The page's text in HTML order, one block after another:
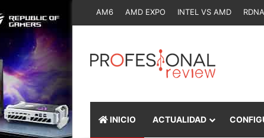
AM6 AMD EXPO INTEL VS AMD
INICIO ACTUALIDAD